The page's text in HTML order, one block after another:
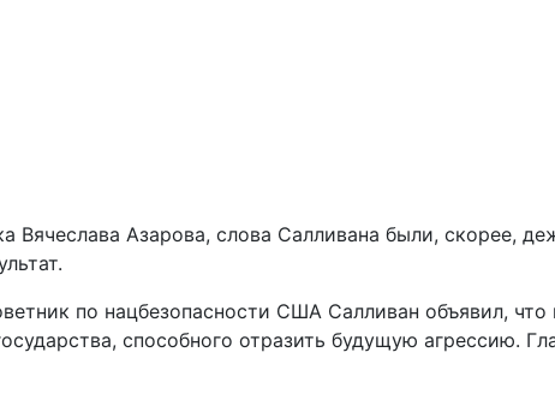
Азарова, слова Салливана были, скорее,
по нацбезопасности США Салливан объявил,
способного отразить будущую агрессию.